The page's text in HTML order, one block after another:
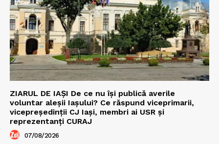
ZIARUL DE IAȘI De ce nu își publică averile
voluntar aleșii Iașului? Ce răspund viceprimarii,
vicepreședinții CJ Iași, membri ai USR și
reprezentanți CURAJ
07/08/2026